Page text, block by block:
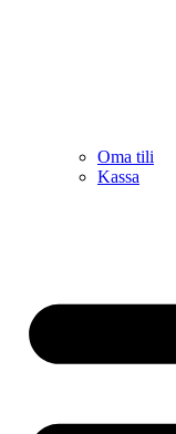
Oma tili
Kassa